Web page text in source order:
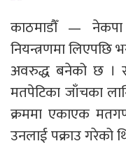
काठमाडौँ — नेकपा
नियन्त्रणमा लिएपछि
अवरुद्ध बनेको छ ।
मतपेटिका जाँचका
क्रममा एकाएक
उनलाई पक्राउ गरेको